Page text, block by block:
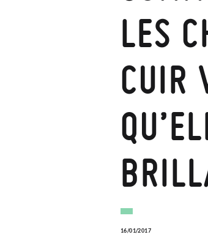
LES
CUIR
16/01/2017